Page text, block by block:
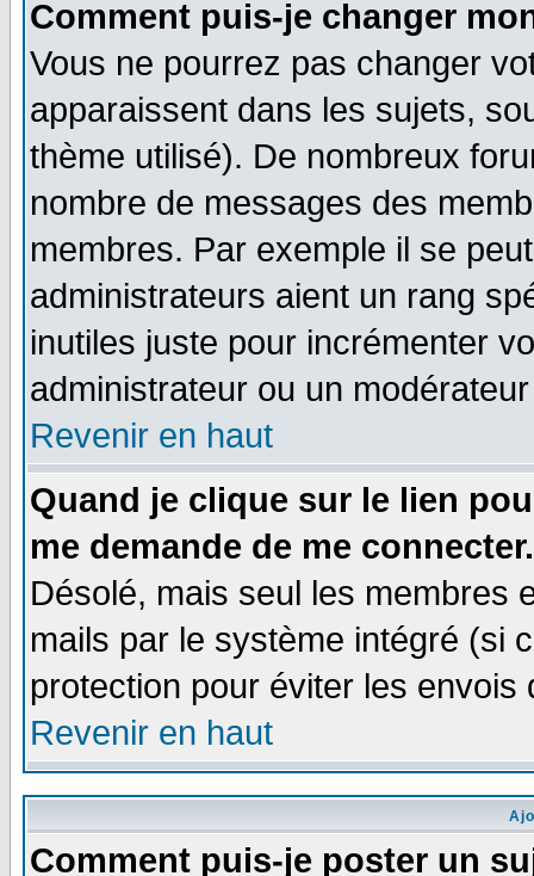
Comment puis-je changer
Vous ne pourrez pas changer
apparaissent dans les sujets,
thème utilisé). De nombreux
nombre de messages des
membres. Par exemple il se
administrateurs aient un rang
inutiles juste pour incrémenter
administrateur ou un
Revenir en haut
Quand je clique sur le lien
me demande de me connecter.
Désolé, mais seul les membres
mails par le système intégré (si
protection pour éviter les
Revenir en haut
Comment puis-je poster un